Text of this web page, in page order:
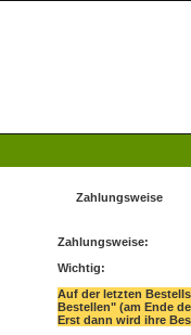
Zahlungsweise
Zahlungsweise:
Wichtig:
Auf der letzten
Bestellen" (am Ende
Erst dann wird ihre